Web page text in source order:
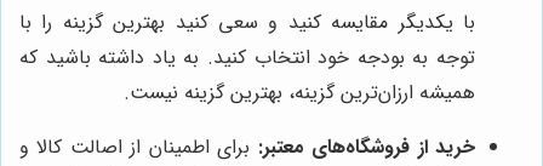
با یکدیگر مقایسه کنید و سعی کنید بهترین گزینه را با
توجه به بودجه خود انتخاب کنید. به یاد داشته باشید که
همیشه ارزان‌ترین گزینه، بهترین گزینه نیست.
خرید از فروشگاه‌های معتبر: برای اطمینان از اصالت کالا و